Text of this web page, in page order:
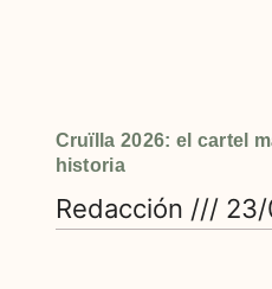
Cruïlla 2026: el cartel
historia
Redacción 23/